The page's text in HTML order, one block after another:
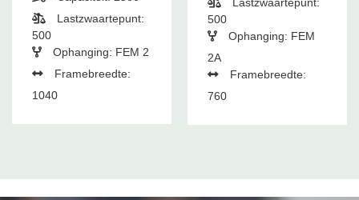
Lastzwaartepunt:
500
Ophanging: FEM 2
Framebreedte:
1040
Lastzwaartepunt:
500
Ophanging: FEM
2A
Framebreedte:
760